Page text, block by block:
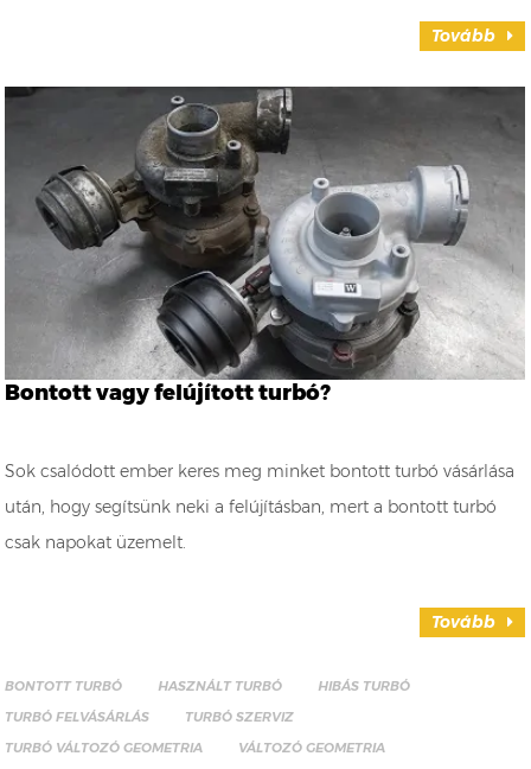
Tovább
Bontott vagy felújított turbó?
Sok csalódott ember keres meg minket bontott turbó vásárlása
után, hogy segítsünk neki a felújításban, mert a bontott turbó
csak napokat üzemelt.
Tovább
BONTOTT TURBÓ HASZNÁLT TURBÓ
HIBÁS TURBÓ
TURBÓ FELVÁSÁRLÁS
TURBÓ SZERVIZ
TURBÓ VÁLTOZÓ GEOMETRIA
VÁLTOZÓ GEOMETRIA